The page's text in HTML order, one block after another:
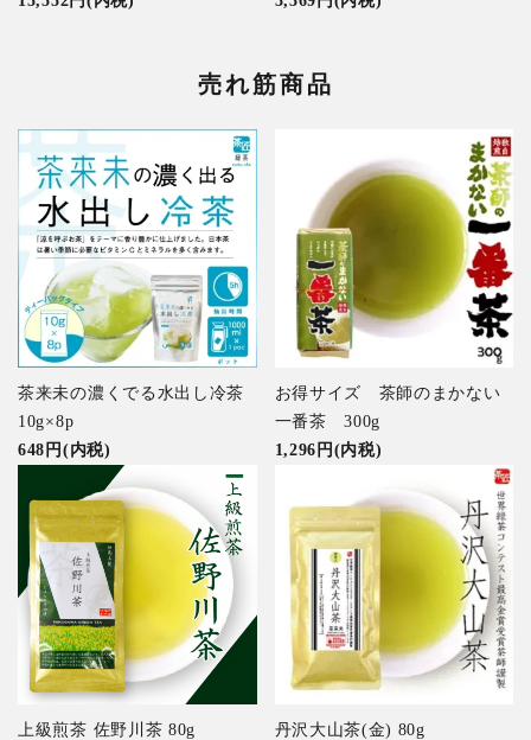
売れ筋商品
茶来未の濃くでる水出し冷茶
10g×8p
648円(内税)
お得サイズ 茶師のまかない
一番茶 300g
1,296円(内税)
上級煎茶 佐野川茶 80g
丹沢大山茶(金) 80g